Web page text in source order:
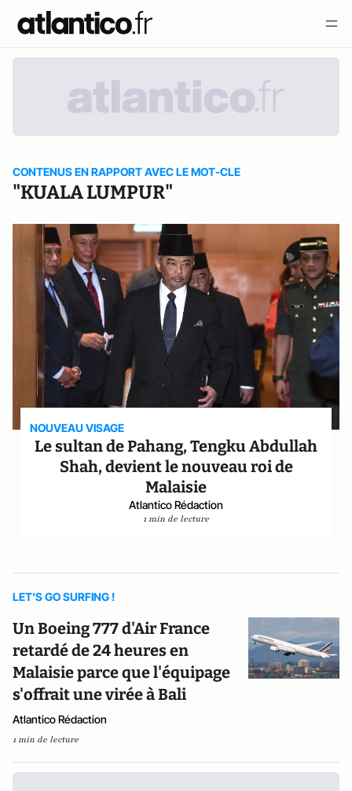
CONTENUS EN RAPPORT AVEC LE MOT-CLE
"KUALA LUMPUR"
NOUVEAU VISAGE
Le sultan de Pahang, Tengku Abdullah
Shah, devient le nouveau roi de
Malaisie
Atlantico Rédaction
1 min de lecture
LET'S GO SURFING !
Un Boeing 777 d'Air France
retardé de 24 heures en
Malaisie parce que l'équipage
s'offrait une virée à Bali
Atlantico Rédaction
1 min de lecture